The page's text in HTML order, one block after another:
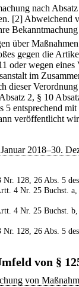
nach
[2] Abweichend
über
gegen die
oder wegen eines
im
dieser
2, § 10
5 entsprechend
veröffentlicht
2018–30.
Nr. 128, 26 Abs. 5 des
4 Nr. 25 Buchst. a,
4 Nr. 25 Buchst.
128, 26 Abs. 5 des
von §
von